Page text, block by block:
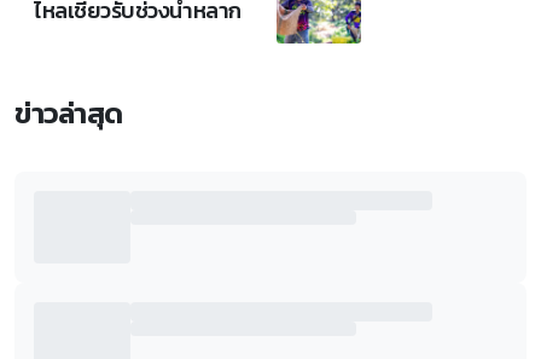
ไหลเชี่ยวรับช่วงน้ำหลาก
ข่าวล่าสุด